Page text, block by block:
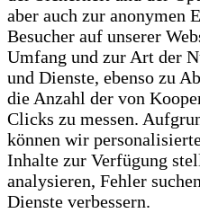
aber auch zur anonymen
Besucher auf unserer
Umfang und zur Art der
und Dienste, ebenso zu
die Anzahl der von
Clicks zu messen.
können wir
Inhalte zur Verfügung
analysieren, Fehler
Dienste verbessern.